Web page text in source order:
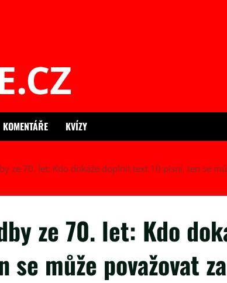
KOMENTÁŘE KVÍZY
ze 70. let: Kdo dokáže doplnit text 10 písní, ten se
ze 70. let: Kdo
může považovat